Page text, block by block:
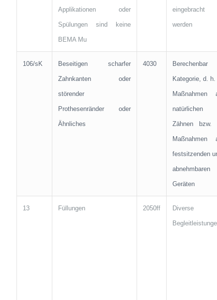
Applikationen oder
Spülungen sind keine
BEMA Mu
eingebracht
werden
106/sK Beseitigen scharfer
Zahnkanten oder
störender
Prothesenränder oder
Ähnliches
4030 Berechenbar
Kategorie, d. h.
Maßnahmen
natürlichen
Zähnen bzw.
Maßnahmen
festsitzenden
abnehmbaren
Geräten
13 Füllungen 2050ff Diverse